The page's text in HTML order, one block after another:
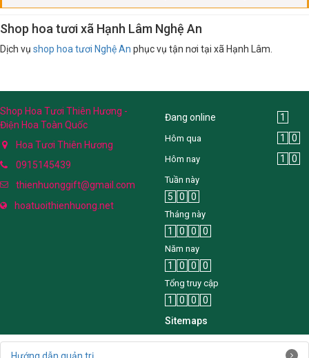
Shop hoa tươi xã Hạnh Lâm Nghệ An
Dịch vụ shop hoa tươi Nghệ An phục vụ tận nơi tại xã Hạnh Lâm.
Shop Hoa Tươi Thiên Hương -
Điện Hoa Toàn Quốc
Hoa Tươi Thiên Hương
0915145439
thienhuonggift@gmail.com
hoatuoithienhuong.net
Đang online 1
Hôm qua 1 0
Hôm nay 1 0
Tuần này
5 0 0
Tháng này
1 0 0 0
Năm nay
1 0 0 0
Tổng truy cập
1 0 0
0
Sitemaps
Hướng dẫn quản trị